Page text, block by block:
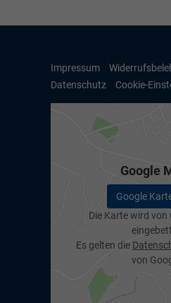
Impressum
Datenschutz
Cookie-
Google
Google
Die Karte wird von
Es gelten die
von